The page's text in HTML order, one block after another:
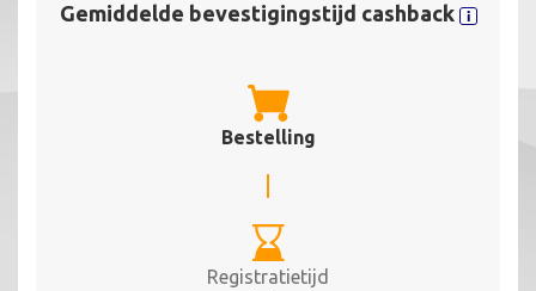
Gemiddelde bevestigingstijd cashback
Bestelling
Registratietijd